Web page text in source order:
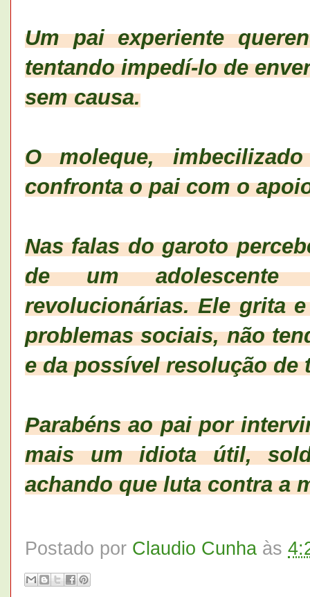
Um pai experiente
tentando impedí-lo de
sem causa.
O moleque,
confronta o pai com o
Nas falas do garoto
de um adolescente
revolucionárias. Ele grita
problemas sociais, não
e da possível resolução de
Parabéns ao pai por
mais um idiota útil,
achando que luta contra a
Postado por Claudio Cunha às